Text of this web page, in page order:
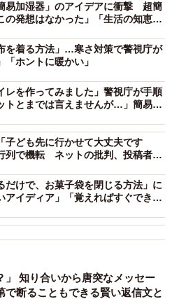
イメージです
になるのか。。生活の知恵で
！家でも活用したい」「子供
敵なアイデアだと思います」
られています。
で作るスリッパ」「ダンボー
様々なアイデアを投稿してい
易加湿器」のアイデアに衝撃 超簡
の発想はなかった」「生活の知恵で
を着る方法」…寒さ対策で警視庁が
ホントに暖かい」
レを作ってみました」警視庁が手順
とまでは言えませんが…」簡易の
ども先に行かせて大丈夫です
列で機転 ネットの批判、投稿者は
けで、お菓子袋を閉じる方法」に
イディア」「覚えればすぐできそ
」 知り合いから唐突なメッセー
断ることもできる賢い返信文と